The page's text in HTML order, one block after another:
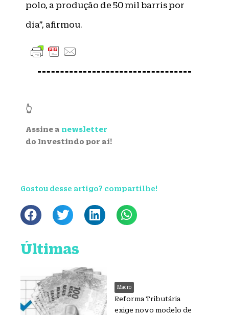
polo, a produção de 50 mil barris por
dia”, afirmou.
👆
Assine a newsletter
do Investindo por aí!
Gostou desse artigo? compartilhe!
Últimas
Macro
Reforma Tributária
exige novo modelo de